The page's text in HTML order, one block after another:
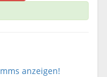
anzeigen!